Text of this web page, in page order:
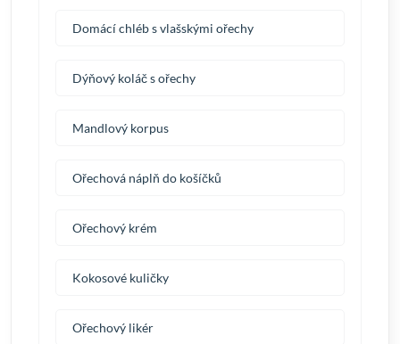
Domácí chléb s vlašskými ořechy
Dýňový koláč s ořechy
Mandlový korpus
Ořechová náplň do košíčků
Ořechový krém
Kokosové kuličky
Ořechový likér